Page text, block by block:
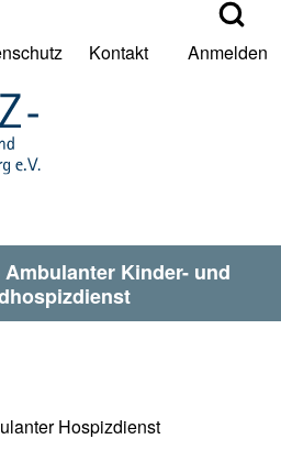
Kontakt Anmelden
Ambulanter Kinder- und
Hospizdienst